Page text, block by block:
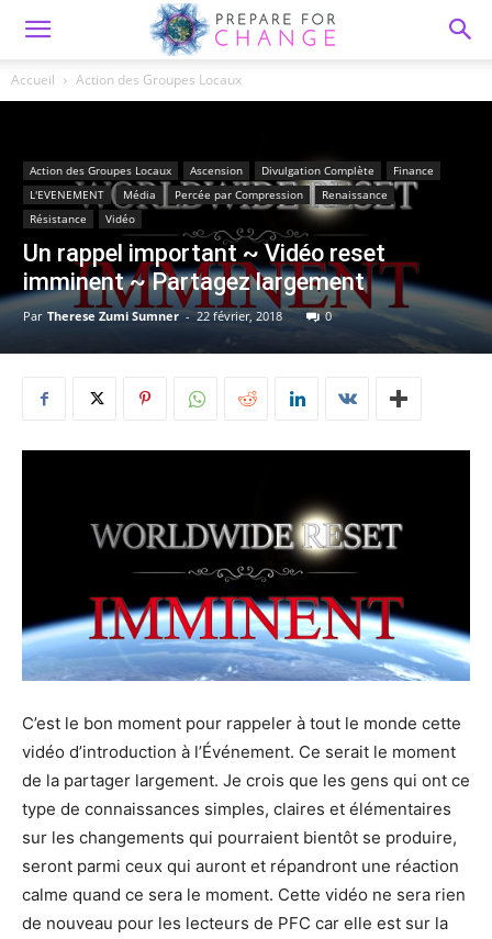
Accueil Action des Groupes Locaux
Action des Groupes Locaux Ascension Divulgation Complète
Finance
L'EVENEMENT
Média Percée par Compression
Renaissance
Résistance
Vidéo
Un rappel important ~ Vidéo reset
imminent ~ Partagez largement
Par Therese Zumi Sumner - 22 février, 2018 0
C’est le bon moment pour rappeler à tout le monde cette
vidéo d’introduction à l’Événement. Ce serait le moment
de la partager largement. Je crois que les gens qui ont ce
type de connaissances simples, claires et élémentaires
sur les changements qui pourraient bientôt se produire,
seront parmi ceux qui auront et répandront une réaction
calme quand ce sera le moment. Cette vidéo ne sera rien
de nouveau pour les lecteurs de PFC car elle est sur la